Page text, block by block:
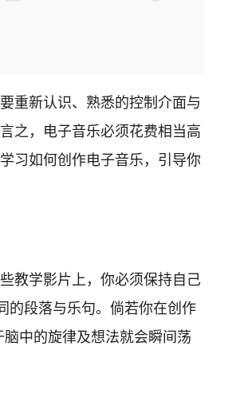
重新认识、熟悉的控制介面与
之，电子音乐必须花费相当高
习如何创作电子音乐，引导你
教学影片上，你必须保持自己
的段落与乐句。倘若你在创作
中的旋律及想法就会瞬间荡